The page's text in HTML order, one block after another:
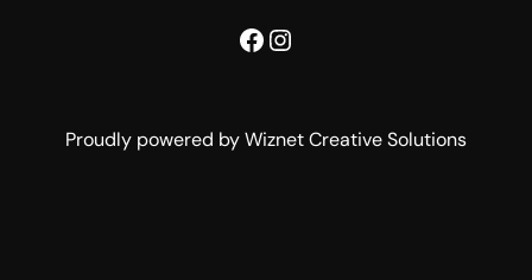
Facebook
Instagram
Proudly powered by Wiznet Creative Solutions